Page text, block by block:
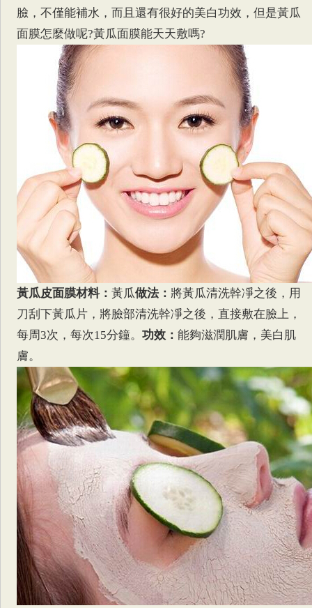
臉，不僅能補水，而且還有很好的美白功效，但是黃瓜
面膜怎麼做呢?黃瓜面膜能天天敷嗎?
黃瓜皮面膜材料：黃瓜做法： 將黃瓜清洗幹凈之後，用
刀刮下黃瓜片，將臉部清洗幹凈之後，直接敷在臉上，
每周3次，每次15分鐘。功效：能夠滋潤肌膚，美白肌
膚。